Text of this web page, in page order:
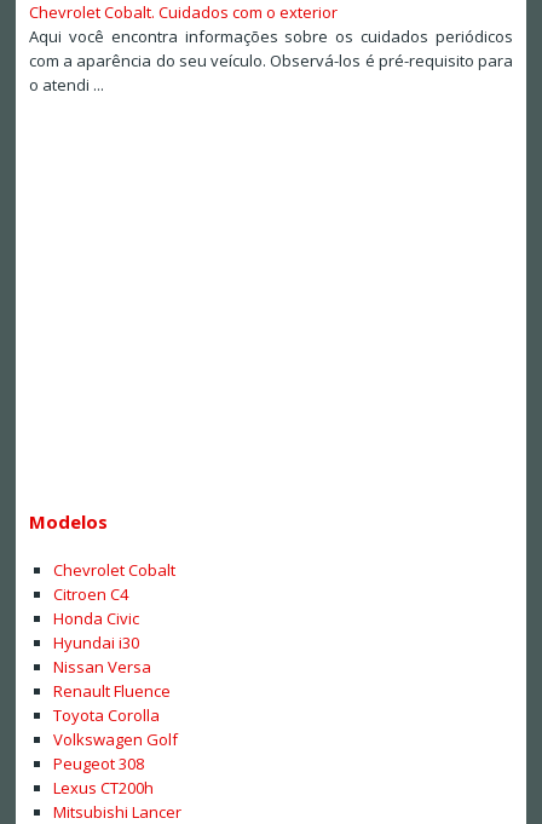
Chevrolet Cobalt. Cuidados com o exterior
Aqui você encontra informações sobre os cuidados periódicos
com a aparência do seu veículo. Observá-los é pré-requisito para
o atendi ...
Modelos
Chevrolet Cobalt
Citroen C4
Honda Civic
Hyundai i30
Nissan Versa
Renault Fluence
Toyota Corolla
Volkswagen Golf
Peugeot 308
Lexus CT200h
Mitsubishi Lancer